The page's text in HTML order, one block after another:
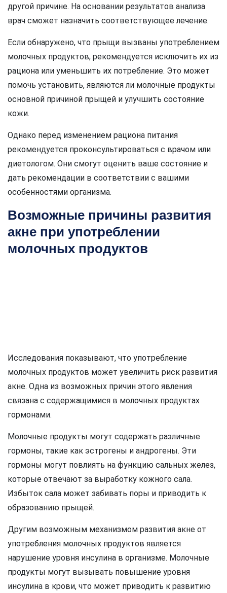
другой причине. На основании результатов анализа
врач сможет назначить соответствующее лечение.
Если обнаружено, что прыщи вызваны употреблением
молочных продуктов, рекомендуется исключить их из
рациона или уменьшить их потребление. Это может
помочь установить, являются ли молочные продукты
основной причиной прыщей и улучшить состояние
кожи.
Однако перед изменением рациона питания
рекомендуется проконсультироваться с врачом или
диетологом. Они смогут оценить ваше состояние и
дать рекомендации в соответствии с вашими
особенностями организма.
Возможные причины развития
акне при употреблении
молочных продуктов
Исследования показывают, что употребление
молочных продуктов может увеличить риск развития
акне. Одна из возможных причин этого явления
связана с содержащимися в молочных продуктах
гормонами.
Молочные продукты могут содержать различные
гормоны, такие как эстрогены и андрогены. Эти
гормоны могут повлиять на функцию сальных желез,
которые отвечают за выработку кожного сала.
Избыток сала может забивать поры и приводить к
образованию прыщей.
Другим возможным механизмом развития акне от
употребления молочных продуктов является
нарушение уровня инсулина в организме. Молочные
продукты могут вызывать повышение уровня
инсулина в крови, что может приводить к развитию